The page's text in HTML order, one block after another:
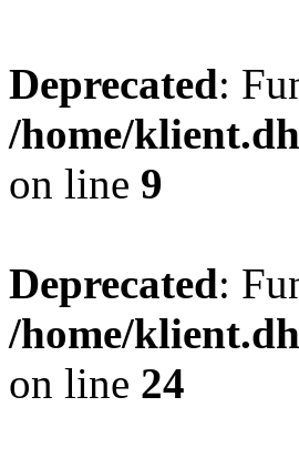
Deprecated:
/home/
on line 9
Deprecated:
/home/
on line 24